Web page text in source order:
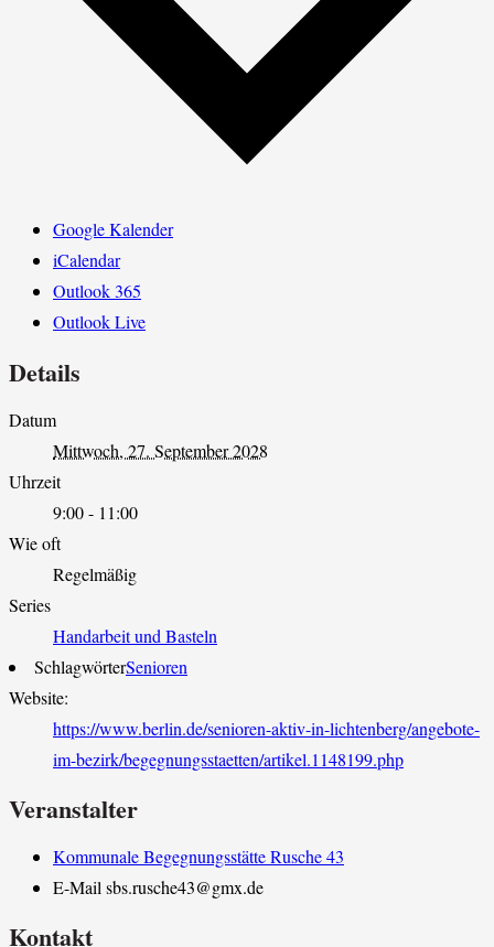
Google Kalender
iCalendar
Outlook 365
Outlook Live
Details
Datum
Mittwoch, 27. September 2028
Uhrzeit
9:00 - 11:00
Wie oft
Regelmäßig
Series
Handarbeit und Basteln
SchlagwörterSenioren
Website:
https://www.berlin.de/senioren-aktiv-in-lichtenberg/angebote-
im-bezirk/begegnungsstaetten/artikel.1148199.php
Veranstalter
Kommunale Begegnungsstätte Rusche 43
E-Mail sbs.rusche43@gmx.de
Kontakt